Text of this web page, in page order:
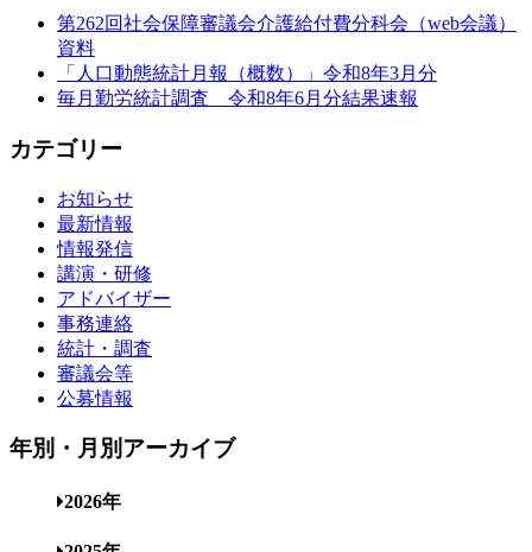
第262回社会保障審議会介護給付費分科会（web会議）
資料
「人口動態統計月報（概数）」令和8年3月分
毎月勤労統計調査 令和8年6月分結果速報
カテゴリー
お知らせ
最新情報
情報発信
講演・研修
アドバイザー
事務連絡
統計・調査
審議会等
公募情報
年別・月別アーカイブ
2026年